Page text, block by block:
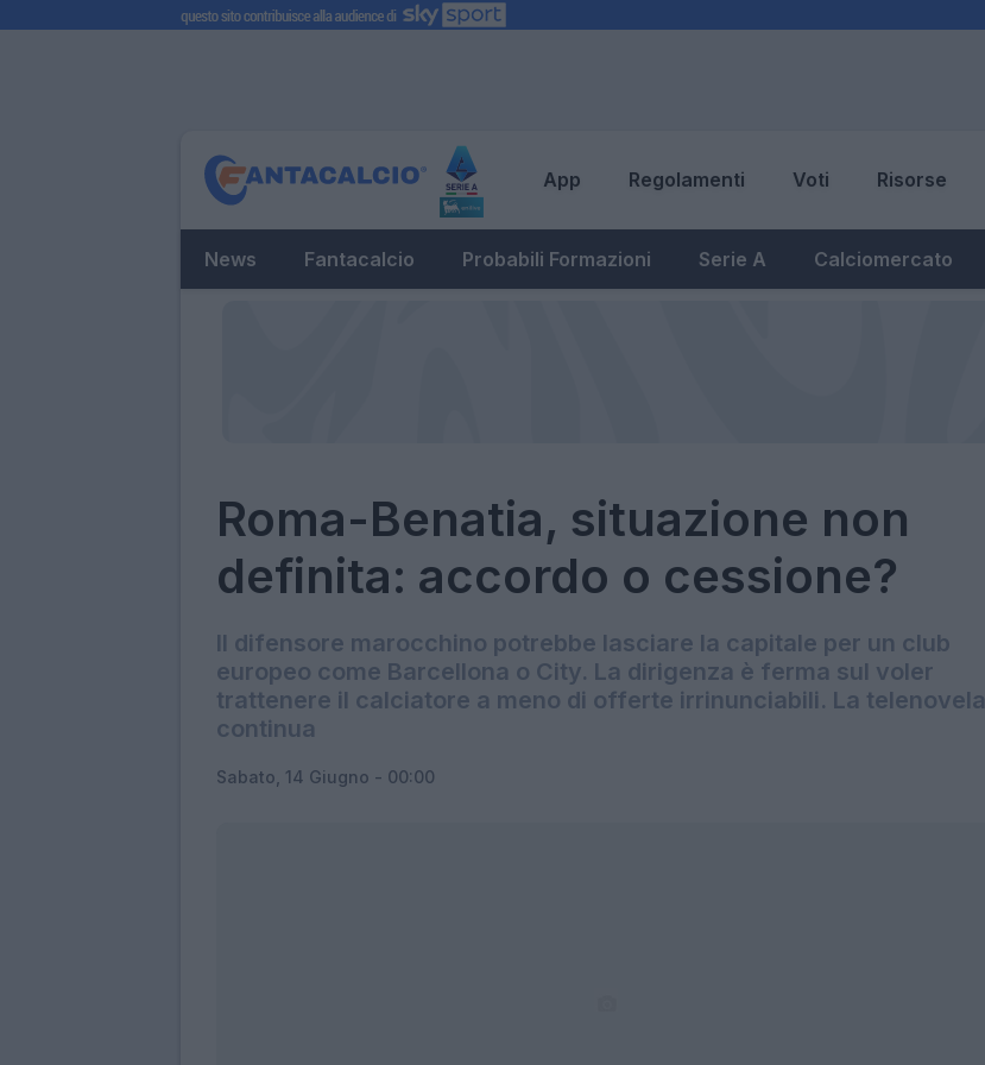
App Regolamenti Voti Risorse
News Fantacalcio Probabili Formazioni Serie A Calciomercato
Roma-Benatia, situazione non
definita: accordo o cessione?
Il difensore marocchino potrebbe lasciare la capitale per un club
europeo come Barcellona o City. La dirigenza è ferma sul voler
trattenere il calciatore a meno di offerte irrinunciabili. La telenovela
continua
Sabato, 14 Giugno - 00:00